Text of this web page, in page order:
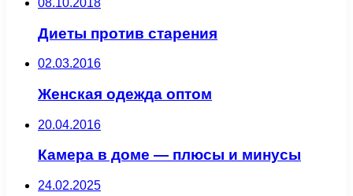
Диеты против старения
02.03.2016
Женская одежда оптом
20.04.2016
Камера в доме — плюсы и минусы
24.02.2025